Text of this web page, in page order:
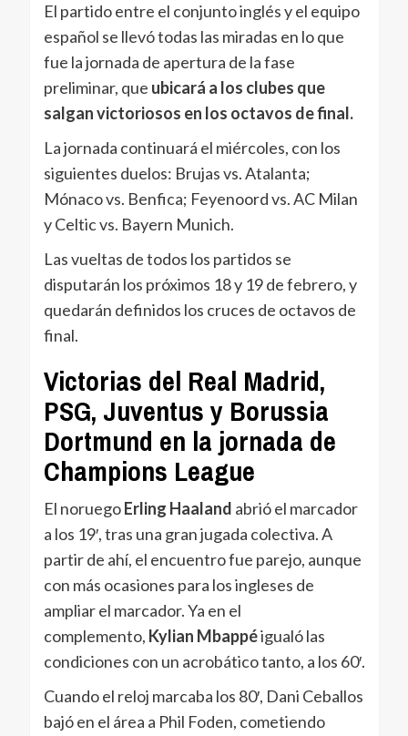
El partido entre el conjunto inglés y el equipo
español se llevó todas las miradas en lo que
fue la jornada de apertura de la fase
preliminar, que ubicará a los clubes que
salgan victoriosos en los octavos de final.
La jornada continuará el miércoles, con los
siguientes duelos: Brujas vs. Atalanta;
Mónaco vs. Benfica; Feyenoord vs. AC Milan
y Celtic vs. Bayern Munich.
Las vueltas de todos los partidos se
disputarán los próximos 18 y 19 de febrero, y
quedarán definidos los cruces de octavos de
final.
Victorias del Real Madrid,
PSG, Juventus y Borussia
Dortmund en la jornada de
Champions League
El noruegoErling Haaland abrió el marcador
a los 19′, tras una gran jugada colectiva. A
partir de ahí, el encuentro fue parejo, aunque
con más ocasiones para los ingleses de
ampliar el marcador. Ya en el
complemento, Kylian Mbappéigualó las
condiciones con un acrobático tanto, a los 60′.
Cuando el reloj marcaba los 80′, Dani Ceballos
bajó en el área a Phil Foden, cometiendo